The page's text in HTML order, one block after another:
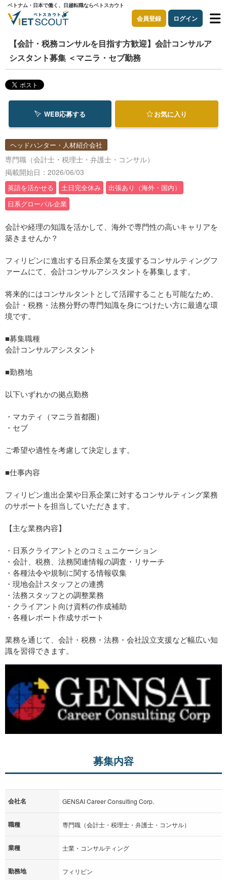
ベトナム・日本で働く、日越転職ならベトスカウト
会員登録 ログイン
【会計・税務コンサルを目指す方歓迎】会計コンサルア
シスタント募集 ＜マニラ・セブ勤務
WEB応募する お気に入り
ヘッドハンター・人材紹介会社
専門職（会計士・税理士・弁護士・コンサル）
掲載開始日：2026/06/03
英語を活かせる 土日完全休み
出張あり（海外・国内）
日系グローバル企業
会計や経理の知識を活かして、海外で専門性の高いキャリアを
築きませんか？
フィリピンに進出する日系企業を支援するコンサルティングフ
ァームにて、会計コンサルアシスタントを募集します。
将来的にはコンサルタントとして活躍することも可能なため、
会計・税務・法務分野の専門知識を身につけたい方に最適な環
境です。
■募集職種
会計コンサルアシスタント
■勤務地
以下いずれかの拠点勤務
・マカティ（マニラ首都圏）
・セブ
ご希望や適性を考慮して決定します。
■仕事内容
フィリピン進出企業や日系企業に対するコンサルティング業務
のサポートを担当していただきます。
【主な業務内容】
・日系クライアントとのコミュニケーション
・会計、税務、法務関連情報の調査・リサーチ
・各種法令や規制に関する情報収集
・現地会計スタッフとの連携
・法務スタッフとの調整業務
・クライアント向け資料の作成補助
・各種レポート作成サポート
業務を通じて、会計・税務・法務・会社設立支援など幅広い知
識を習得できます。
募集内容
会社名 GENSAI Career Consulting Corp.
職種 専門職（会計士・税理士・弁護士・コンサル）
業種 士業・コンサルティング
勤務地 フィリピン